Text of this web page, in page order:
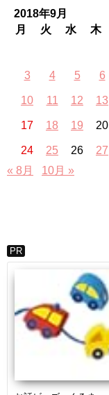
2018年9月
月
火 水 木
3 4 5 6
10 11 12 13
17 18 19 20
24 25 26 27
« 8月
10月 »
PR